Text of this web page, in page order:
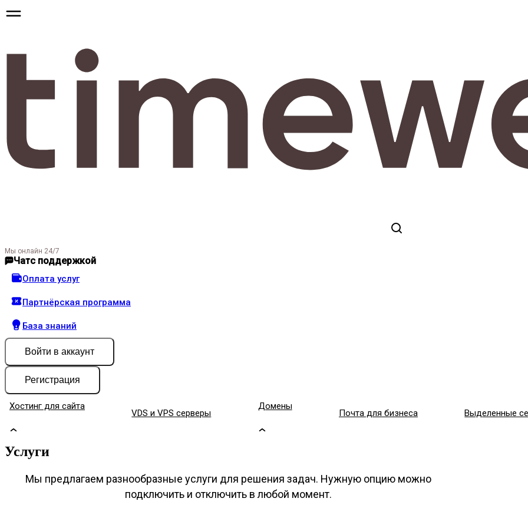
Мы онлайн 24/7
Чатс поддержкой
Оплата услуг
Партнёрская программа
База знаний
Войти в аккаунт
Регистрация
Хостинг для сайта
VDS и VPS серверы
Домены
Почта для бизнеса Выделенные
Услуги
Мы предлагаем разнообразные услуги для решения задач. Нужную опцию можно
подключить и отключить в любой момент.